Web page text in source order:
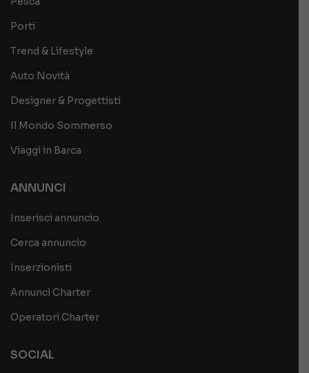
Porti
Trend & Lifestyle
Auto Novità
Designer & Progettisti
Il Mondo Sommerso
Viaggi in Barca
ANNUNCI
Inserisci annuncio
Cerca annuncio
Inserzionisti
Annunci Charter
Operatori Charter
SOCIAL